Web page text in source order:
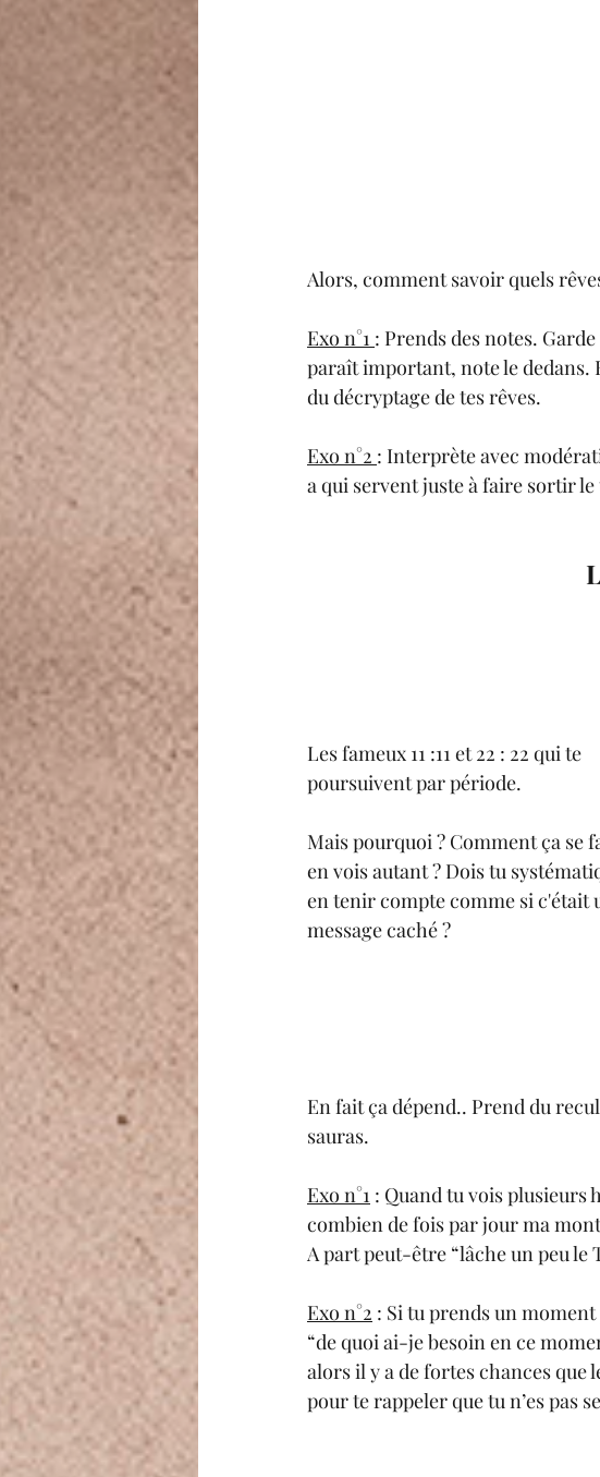
Alors, comment savoir quels
Exo n°1 : Prends des notes.
paraît important, note le
du décryptage de tes rêves.
Exo n°2 : Interprète avec
a qui servent juste à faire sortir
Les fameux 11 :11 et 22 : 22 qui te
poursuivent par période.
Mais pourquoi ? Comment ça se
en vois autant ? Dois tu
en tenir compte comme si c'était
message caché ?
En fait ça dépend.. Prend du
sauras.
Exo n°1 : Quand tu vois plusieurs
combien de fois par jour ma
A part peut-être “lâche un peu le
Exo n°2 : Si tu prends un
“de quoi ai-je besoin en ce
alors il y a de fortes chances que
pour te rappeler que tu n’es pas